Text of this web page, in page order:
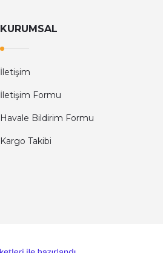
KURUMSAL
İletişim
İletişim Formu
Havale Bildirim Formu
Kargo Takibi